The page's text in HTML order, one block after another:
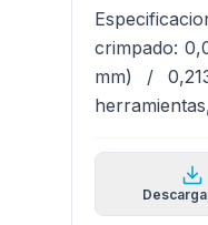
crimpado:
mm) /